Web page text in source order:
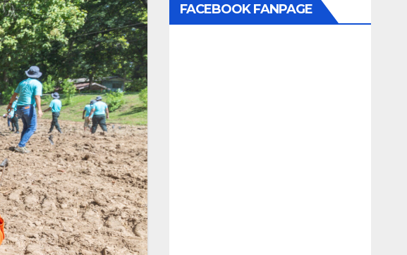
FACEBOOK FANPAGE